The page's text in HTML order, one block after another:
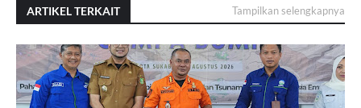
ARTIKEL TERKAIT Tampilkan selengkapnya